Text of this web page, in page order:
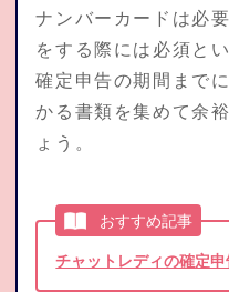
ナンバーカードは必
をする際には必須と
確定申告の期間まで
かる書類を集めて余
ょう。
おすすめ記事
チャットレディの確定